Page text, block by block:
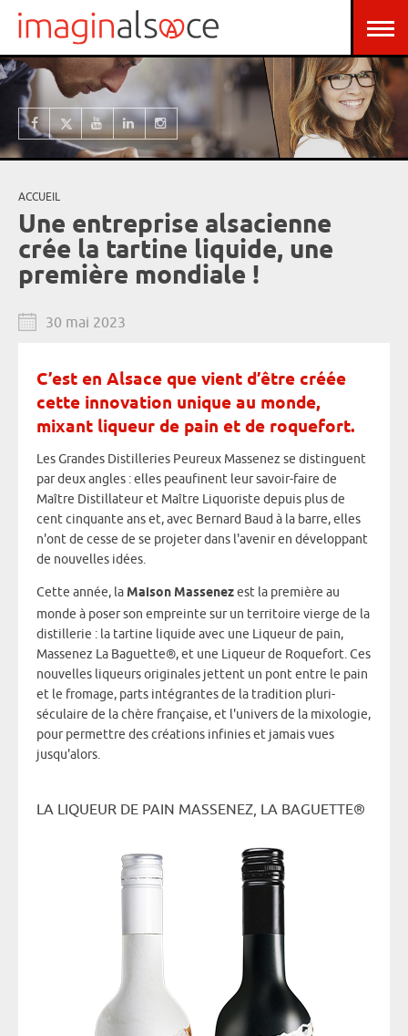
Aller au contenu principal
Vous êtes ici
ACCUEIL
Une entreprise alsacienne
crée la tartine liquide, une
première mondiale !
30 mai 2023
C’est en Alsace que vient d’être créée
cette innovation unique au monde,
mixant liqueur de pain et de roquefort.
Les Grandes Distilleries Peureux Massenez se distinguent
par deux angles : elles peaufinent leur savoir-faire de
Maître Distillateur et Maître Liquoriste depuis plus de
cent cinquante ans et, avec Bernard Baud à la barre, elles
n'ont de cesse de se projeter dans l'avenir en développant
de nouvelles idées.
Cette année, laMaison Massenezest la première au
monde à poser son empreinte sur un territoire vierge de la
distillerie : la tartine liquide avec une Liqueur de pain,
Massenez La Baguette®, et une Liqueur de Roquefort. Ces
nouvelles liqueurs originales jettent un pont entre le pain
et le fromage, parts intégrantes de la tradition pluri-
séculaire de la chère française, et l'univers de la mixologie,
pour permettre des créations infinies et jamais vues
jusqu'alors.
LA LIQUEUR DE PAIN MASSENEZ, LA BAGUETTE®
Panneau de gestion des cookies